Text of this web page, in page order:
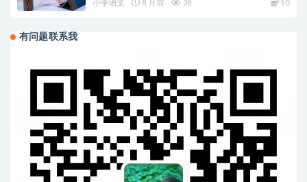
小学语文 8 月前 28 10
有问题联系我